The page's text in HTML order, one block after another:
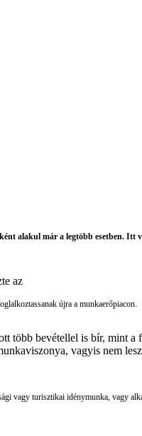
alakul már a legtöbb esetben. Itt
az
újra a munkaerőpiacon.
több bevétellel is bír, mint a
vagyis nem
vagy turisztikai idénymunka, vagy